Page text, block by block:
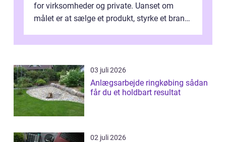
for virksomheder og private. Uanset om
målet er at sælge et produkt, styrke et brand,
03 juli 2026
Anlægsarbejde ringkøbing sådan
får du et holdbart resultat
02 juli 2026